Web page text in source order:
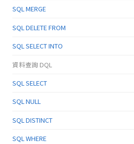
SQL MERGE
SQL DELETE FROM
SQL SELECT INTO
資料查詢 DQL
SQL SELECT
SQL NULL
SQL DISTINCT
SQL WHERE